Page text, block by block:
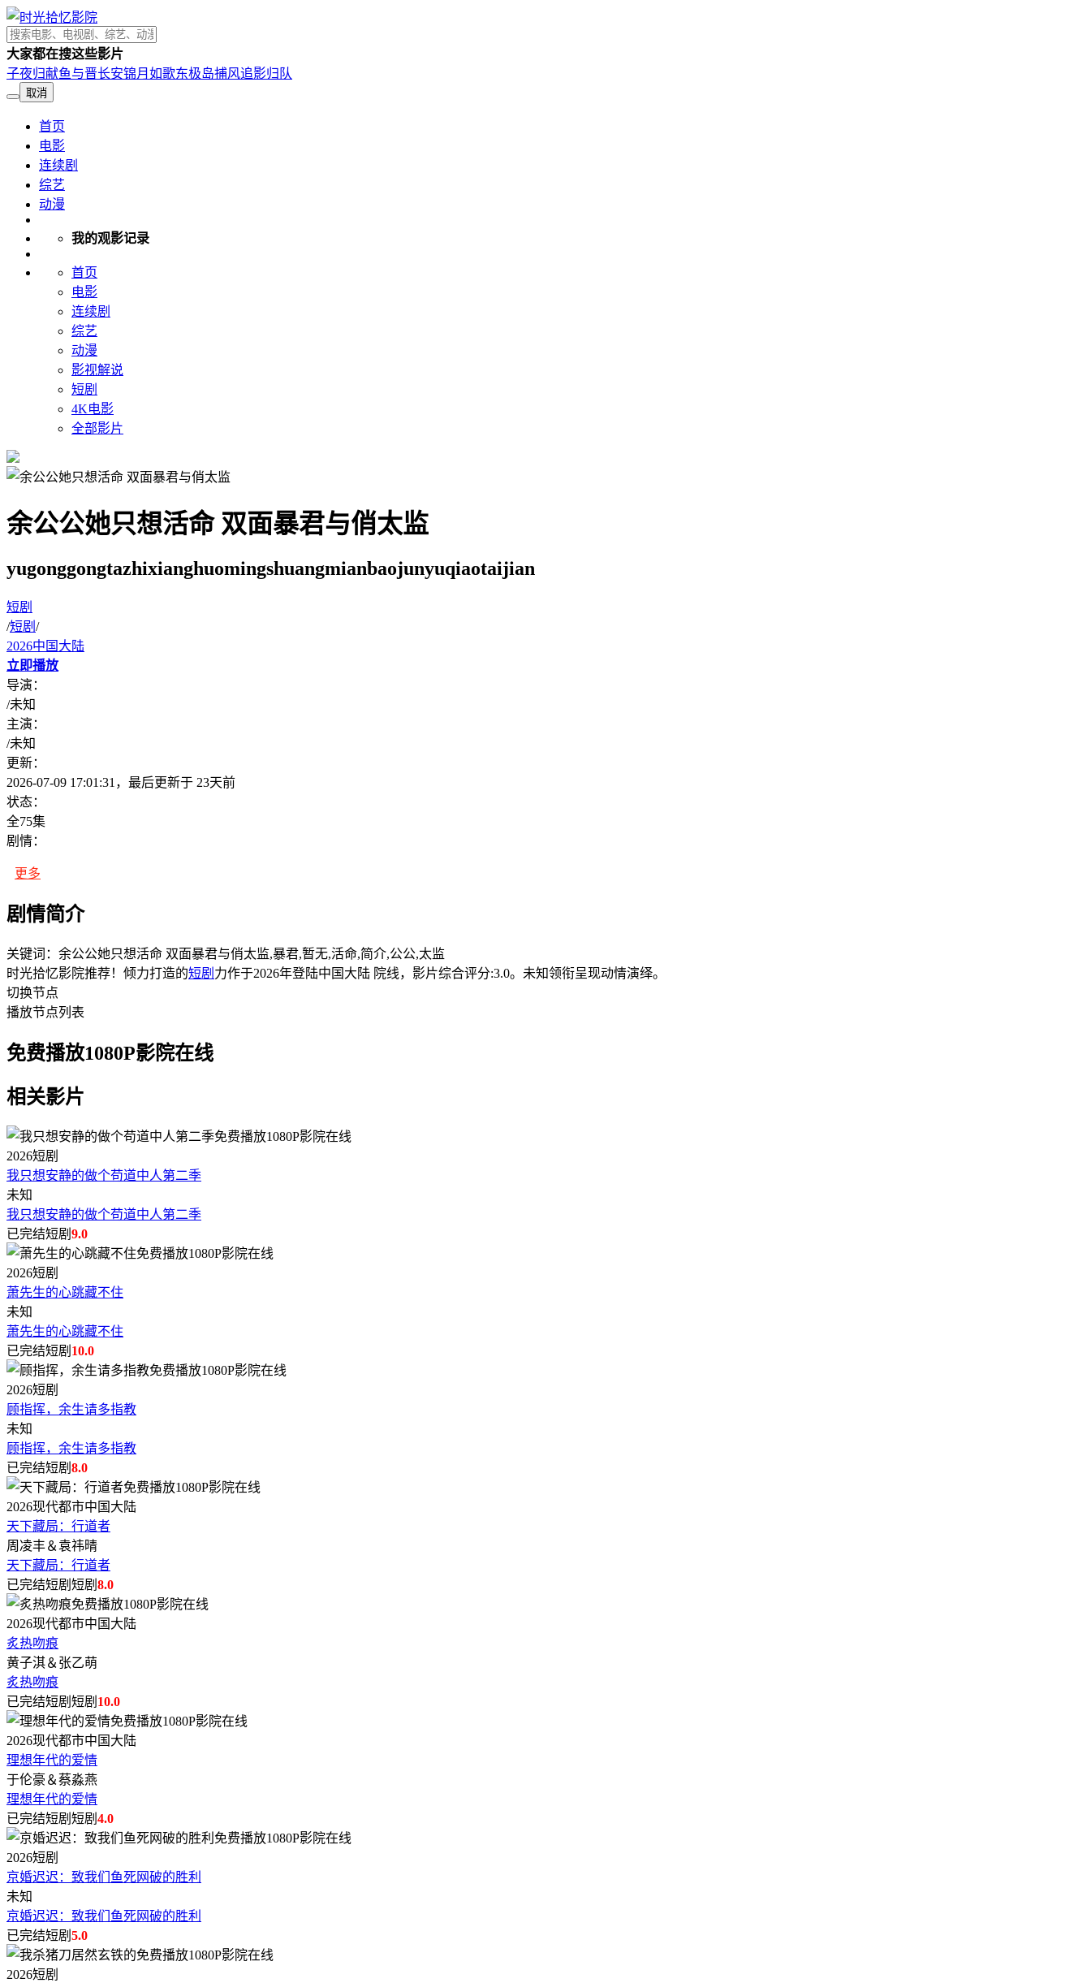
大家都在搜这些影片
子夜归献鱼与晋长安锦月如歌东极岛捕风追影归队
取消
首页
电影
连续剧
综艺
动漫
我的观影记录
首页
电影
连续剧
综艺
动漫
影视解说
短剧
4K电影
全部影片
余公公她只想活命 双面暴君与俏太监
yugonggongtazhixianghuomingshuangmianbaojunyuqiaotaijian
短剧
/短剧 /
2026中国大陆
立即播放
导演：
/未知
主演：
/未知
更新：
2026-07-09 17:01:31，最后更新于 23天前
状态：
全75集
剧情：
更多
剧情简介
关键词：余公公她只想活命 双面暴君与俏太监,暴君,暂无,活命,简介,公公,太监
时光拾忆影院推荐！倾力打造的短剧 力作于2026年登陆中国大陆 院线，影片综合评分:3.0。未知领衔呈现动情演绎。
切换节点
播放节点列表
免费播放1080P影院在线
相关影片
2026短剧
我只想安静的做个苟道中人第二季
未知
我只想安静的做个苟道中人第二季
已完结短剧 9.0
2026短剧
萧先生的心跳藏不住
未知
萧先生的心跳藏不住
已完结短剧 10.0
2026短剧
顾指挥，余生请多指教
未知
顾指挥，余生请多指教
已完结短剧 8.0
2026现代都市中国大陆
天下藏局：行道者
周凌丰＆袁祎晴
天下藏局：行道者
已完结短剧短剧 8.0
2026现代都市中国大陆
炙热吻痕
黄子淇＆张乙萌
炙热吻痕
已完结短剧短剧 10.0
2026现代都市中国大陆
理想年代的爱情
于伦豪＆蔡淼燕
理想年代的爱情
已完结短剧短剧 4.0
2026短剧
京婚迟迟：致我们鱼死网破的胜利
未知
京婚迟迟：致我们鱼死网破的胜利
已完结短剧 5.0
2026短剧